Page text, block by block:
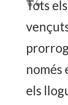
Tots
només
els